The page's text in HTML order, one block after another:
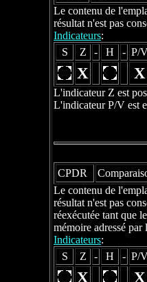
Le contenu de
résultat n'est pas
Indicateurs:
S
Z - H - P/
X X
L'indicateur Z est
L'indicateur P/V est
CPDR
Le contenu de
résultat n'est pas
réexécutée tant que
mémoire adressé
Indicateurs:
S
Z - H - P/
X X